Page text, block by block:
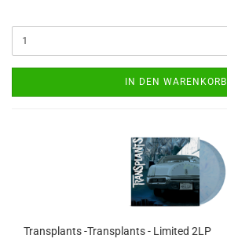
IN DEN WARENKORB
Transplants -Transplants - Limited 2LP